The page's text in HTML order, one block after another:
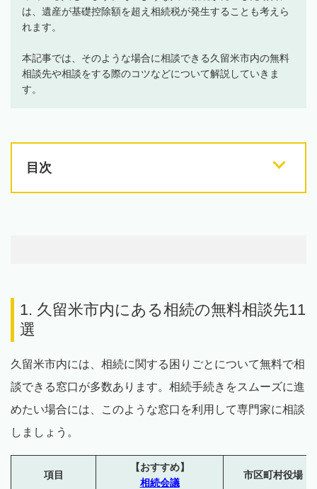
は、遺産が基礎控除額を超え相続税が発生することも考えら
れます。
本記事では、そのような場合に相談できる久留米市内の無料
相談先や相談をする際のコツなどについて解説していきま
す。
目次
1. 久留米市内にある相続の無料相談先11
選
久留米市内には、相続に関する困りごとについて無料で相
談できる窓口が多数あります。相続手続きをスムーズに進
めたい場合には、このような窓口を利用して専門家に相談
しましょう。
項目
【おすすめ】
相続会議
市区町村役場